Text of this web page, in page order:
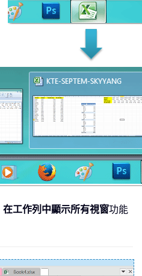
在工作列中顯示所有視窗功能